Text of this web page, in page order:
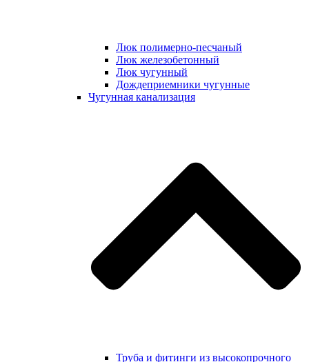
Люк полимерно-песчаный
Люк железобетонный
Люк чугунный
Дождеприемники чугунные
Чугунная канализация
Труба и фитинги из высокопрочного